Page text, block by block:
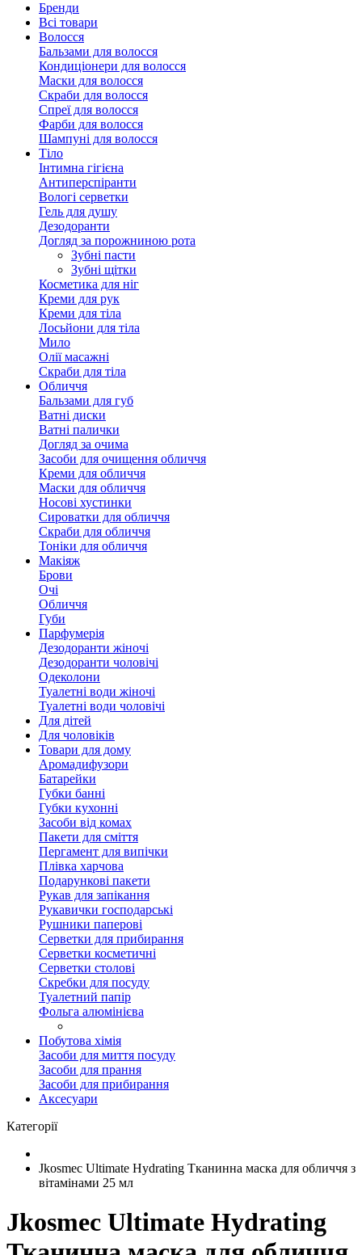
Бренди
Всі товари
Волосся
Бальзами для волосся
Кондиціонери для волосся
Маски для волосся
Скраби для волосся
Спреї для волосся
Фарби для волосся
Шампуні для волосся
Тіло
Інтимна гігієна
Антиперспіранти
Вологі серветки
Гель для душу
Дезодоранти
Догляд за порожниною рота
Зубні пасти
Зубні щітки
Косметика для ніг
Креми для рук
Креми для тіла
Лосьйони для тіла
Мило
Олії масажні
Скраби для тіла
Обличчя
Бальзами для губ
Ватні диски
Ватні палички
Догляд за очима
Засоби для очищення обличчя
Креми для обличчя
Маски для обличчя
Носові хустинки
Сироватки для обличчя
Скраби для обличчя
Тоніки для обличчя
Макіяж
Брови
Очі
Обличчя
Губи
Парфумерія
Дезодоранти жіночі
Дезодоранти чоловічі
Одеколони
Туалетні води жіночі
Туалетні води чоловічі
Для дітей
Для чоловіків
Товари для дому
Аромадифузори
Батарейки
Губки банні
Губки кухонні
Засоби від комах
Пакети для сміття
Пергамент для випічки
Плівка харчова
Подарункові пакети
Рукав для запікання
Рукавички господарські
Рушники паперові
Серветки для прибирання
Серветки косметичні
Серветки столові
Скребки для посуду
Туалетний папір
Фольга алюмінієва
Побутова хімія
Засоби для миття посуду
Засоби для прання
Засоби для прибирання
Аксесуари
Категорії
Jkosmec Ultimate Hydrating Тканинна маска для обличчя з
вітамінами 25 мл
Jkosmec Ultimate Hydrating